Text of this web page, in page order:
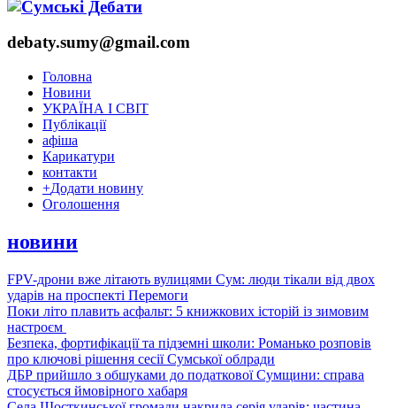
debaty.sumy@gmail.com
Головна
Новини
УКРАЇНА І СВІТ
Публікації
афіша
Карикатури
контакти
+Додати новину
Оголошення
новини
FPV-дрони вже літають вулицями Сум: люди тікали від двох
ударів на проспекті Перемоги
Поки літо плавить асфальт: 5 книжкових історій із зимовим
настроєм
Безпека, фортифікації та підземні школи: Романько розповів
про ключові рішення сесії Сумської облради
ДБР прийшло з обшуками до податкової Сумщини: справа
стосується ймовірного хабаря